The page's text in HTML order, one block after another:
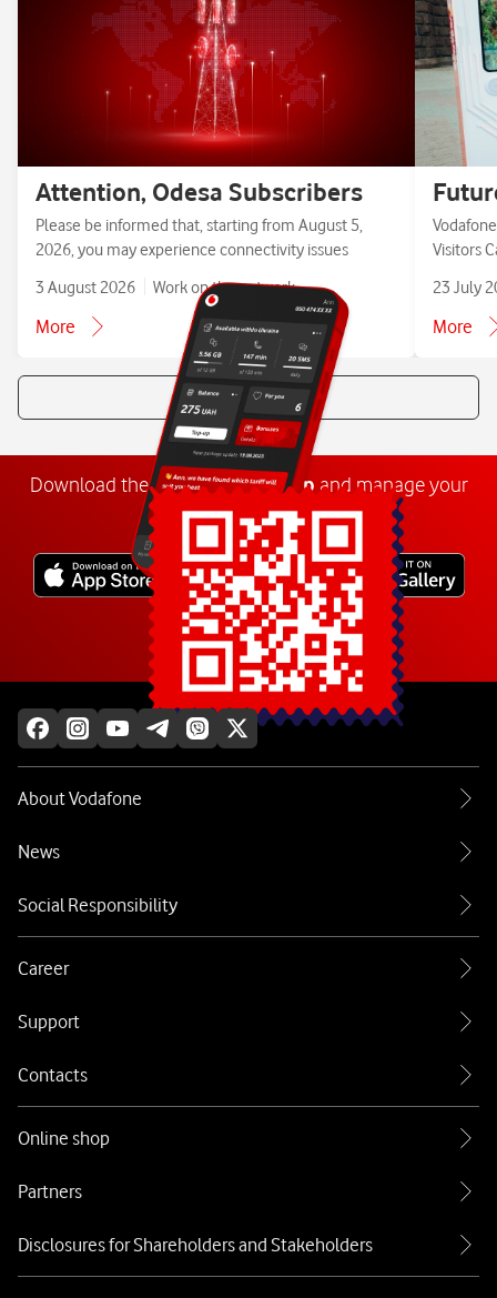
Attention, Odesa Subscribers
Please be informed that, starting from August 5,
2026, you may experience connectivity issues
3 August 2026
Work on the network
More
Visitors
23 July
More
All news
Download theMyVodafone app and manage your
number anywhere.
Explore more
About Vodafone
News
Social Responsibility
Career
Support
Contacts
Online shop
Partners
Disclosures for Shareholders and Stakeholders